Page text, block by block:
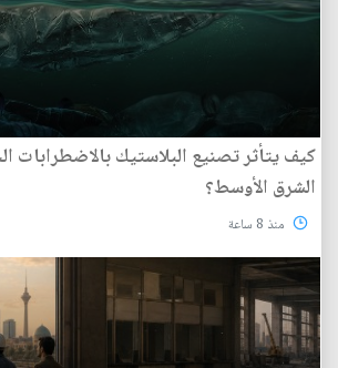
كيف يتأثر تصنيع البلاستيك بالاضطرابات
الشرق الأوسط؟
منذ 8 ساعة